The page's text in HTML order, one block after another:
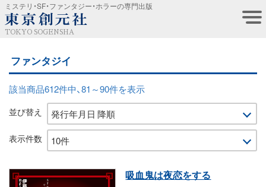
ミステリ・SF・ファンタジー・ホラーの専門出版
TOKYO SOGENSHA
ファンタジイ
該当商品612件中、81～90件を表示
並び替え
表示件数
吸血鬼は夜恋をする